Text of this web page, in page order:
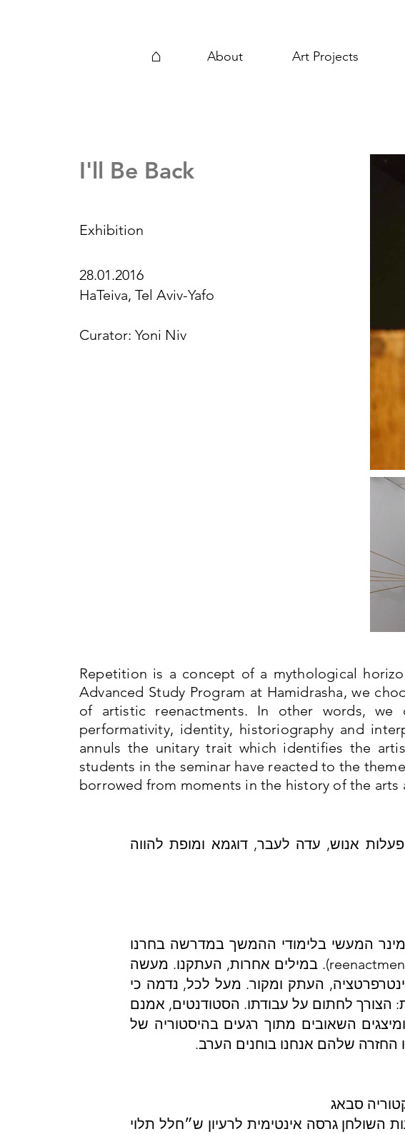
⌂ About Art Projects
I'll Be Back
Exhibition
28.01.2016
HaTeiva, Tel Aviv-Yafo
Curator: Yoni Niv
Repetition is a concept of a mythological
Advanced Study Program at Hamidrasha, we
of artistic reenactments. In other words, we
performativity, identity, historiography and
annuls the unitary trait which identifies the
students in the seminar have reacted to the
borrowed from moments in the history of the
אנוש, עדה לעבר, דוגמא ומופת להווה
המעשי בלימודי ההמשך במדרשה בחרנו
לבחון את מושג החזרה באמצעות פנייה לפרקטיקות של שִחזור אמנותי (reenactment). במילים אחרות, העתקנו. מעשה
העתק ומקור. מעל לכל, נדמה כי
הצורך לחתום על עבודתו. הסטודנטים, אמנם
השאובים מתוך רגעים בהיסטוריה של
החזרה שלהם אנחנו בוחנים הערב.
השולחן גרסה אינטימית לרעיון ש״חלל תלוי